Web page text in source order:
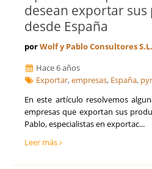
desean exportar
desde España
porWolf y Pablo Consultores S.L.
Hace 6 años
Exportar,empresas, España,
En este artículo resolvemos
empresas que exportan sus
Pablo, especialistas en exportac...
Leer más